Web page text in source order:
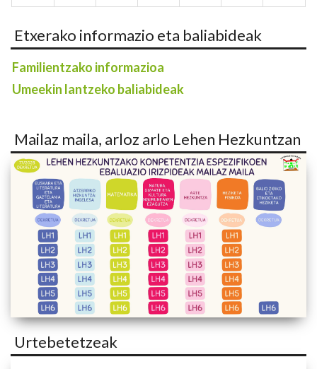
Etxerako informazio eta baliabideak
Familientzako informazioa
Umeekin lantzeko baliabideak
Mailaz maila, arloz arlo Lehen Hezkuntzan
Urtebetetzeak